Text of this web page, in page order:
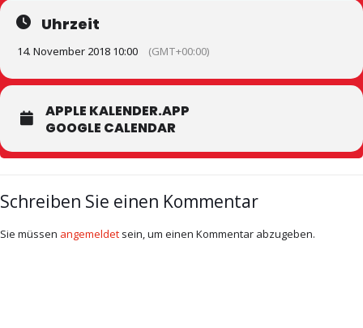
Uhrzeit
14. November 2018 10:00 (GMT+00:00)
APPLE KALENDER.APP
GOOGLE CALENDAR
Schreiben Sie einen Kommentar
Sie müssen angemeldet sein, um einen Kommentar abzugeben.